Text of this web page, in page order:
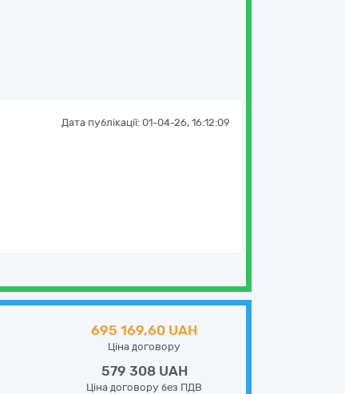
Дата публікації: 01-04-26, 16:12:09
695 169,60 UAH
Ціна договору
579 308 UAH
Ціна договору без ПДВ